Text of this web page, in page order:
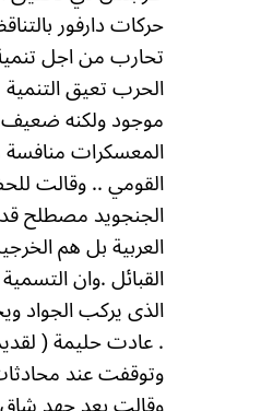
حركات دارفور
تحارب من اجل
الحرب تعيق
موجود ولكنه
المعسكرات
القومي .. وقالت
الجنجويد مصطلح
العربية بل هم
القبائل .وان
الذى يركب الجواد
.عادت حليمة (